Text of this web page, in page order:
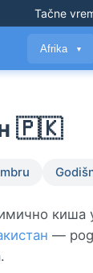
Tačne
Afrika ▼
🇵🇰
—